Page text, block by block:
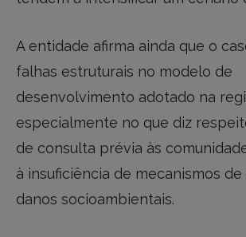
A entidade afirma ainda que o
falhas estruturais no modelo de
desenvolvimento adotado na
especialmente no que diz
de consulta prévia às
à insuficiência de mecanismos
danos socioambientais.